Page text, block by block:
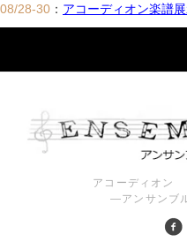
08/28-30 ： アコーディオン楽譜
アコーディオン
―アンサンブ